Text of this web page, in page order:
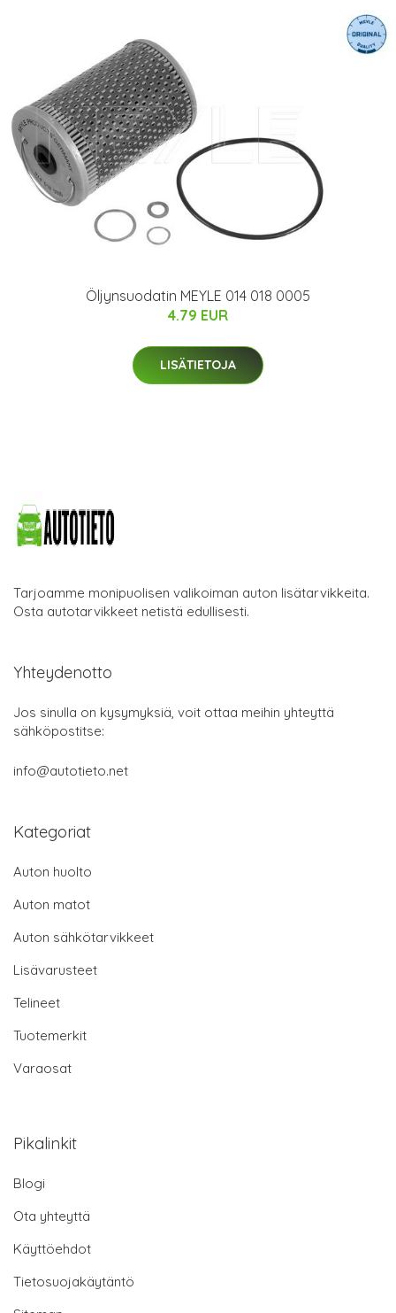
Öljynsuodatin MEYLE 014 018 0005
4.79 EUR
LISÄTIETOJA
Tarjoamme monipuolisen valikoiman auton lisätarvikkeita.
Osta autotarvikkeet netistä edullisesti.
Yhteydenotto
Jos sinulla on kysymyksiä, voit ottaa meihin yhteyttä
sähköpostitse:
info@autotieto.net
Kategoriat
Auton huolto
Auton matot
Auton sähkötarvikkeet
Lisävarusteet
Telineet
Tuotemerkit
Varaosat
Pikalinkit
Blogi
Ota yhteyttä
Käyttöehdot
Tietosuojakäytäntö